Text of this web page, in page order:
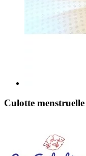
Culotte